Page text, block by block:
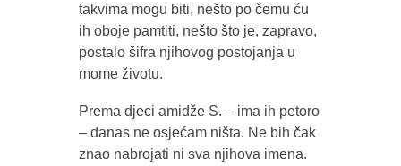
takvima mogu biti, nešto po čemu ću
ih oboje pamtiti, nešto što je, zapravo,
postalo šifra njihovog postojanja u
mome životu.
Prema djeci amidže S. – ima ih petoro
– danas ne osjećam ništa. Ne bih čak
znao nabrojati ni sva njihova imena.